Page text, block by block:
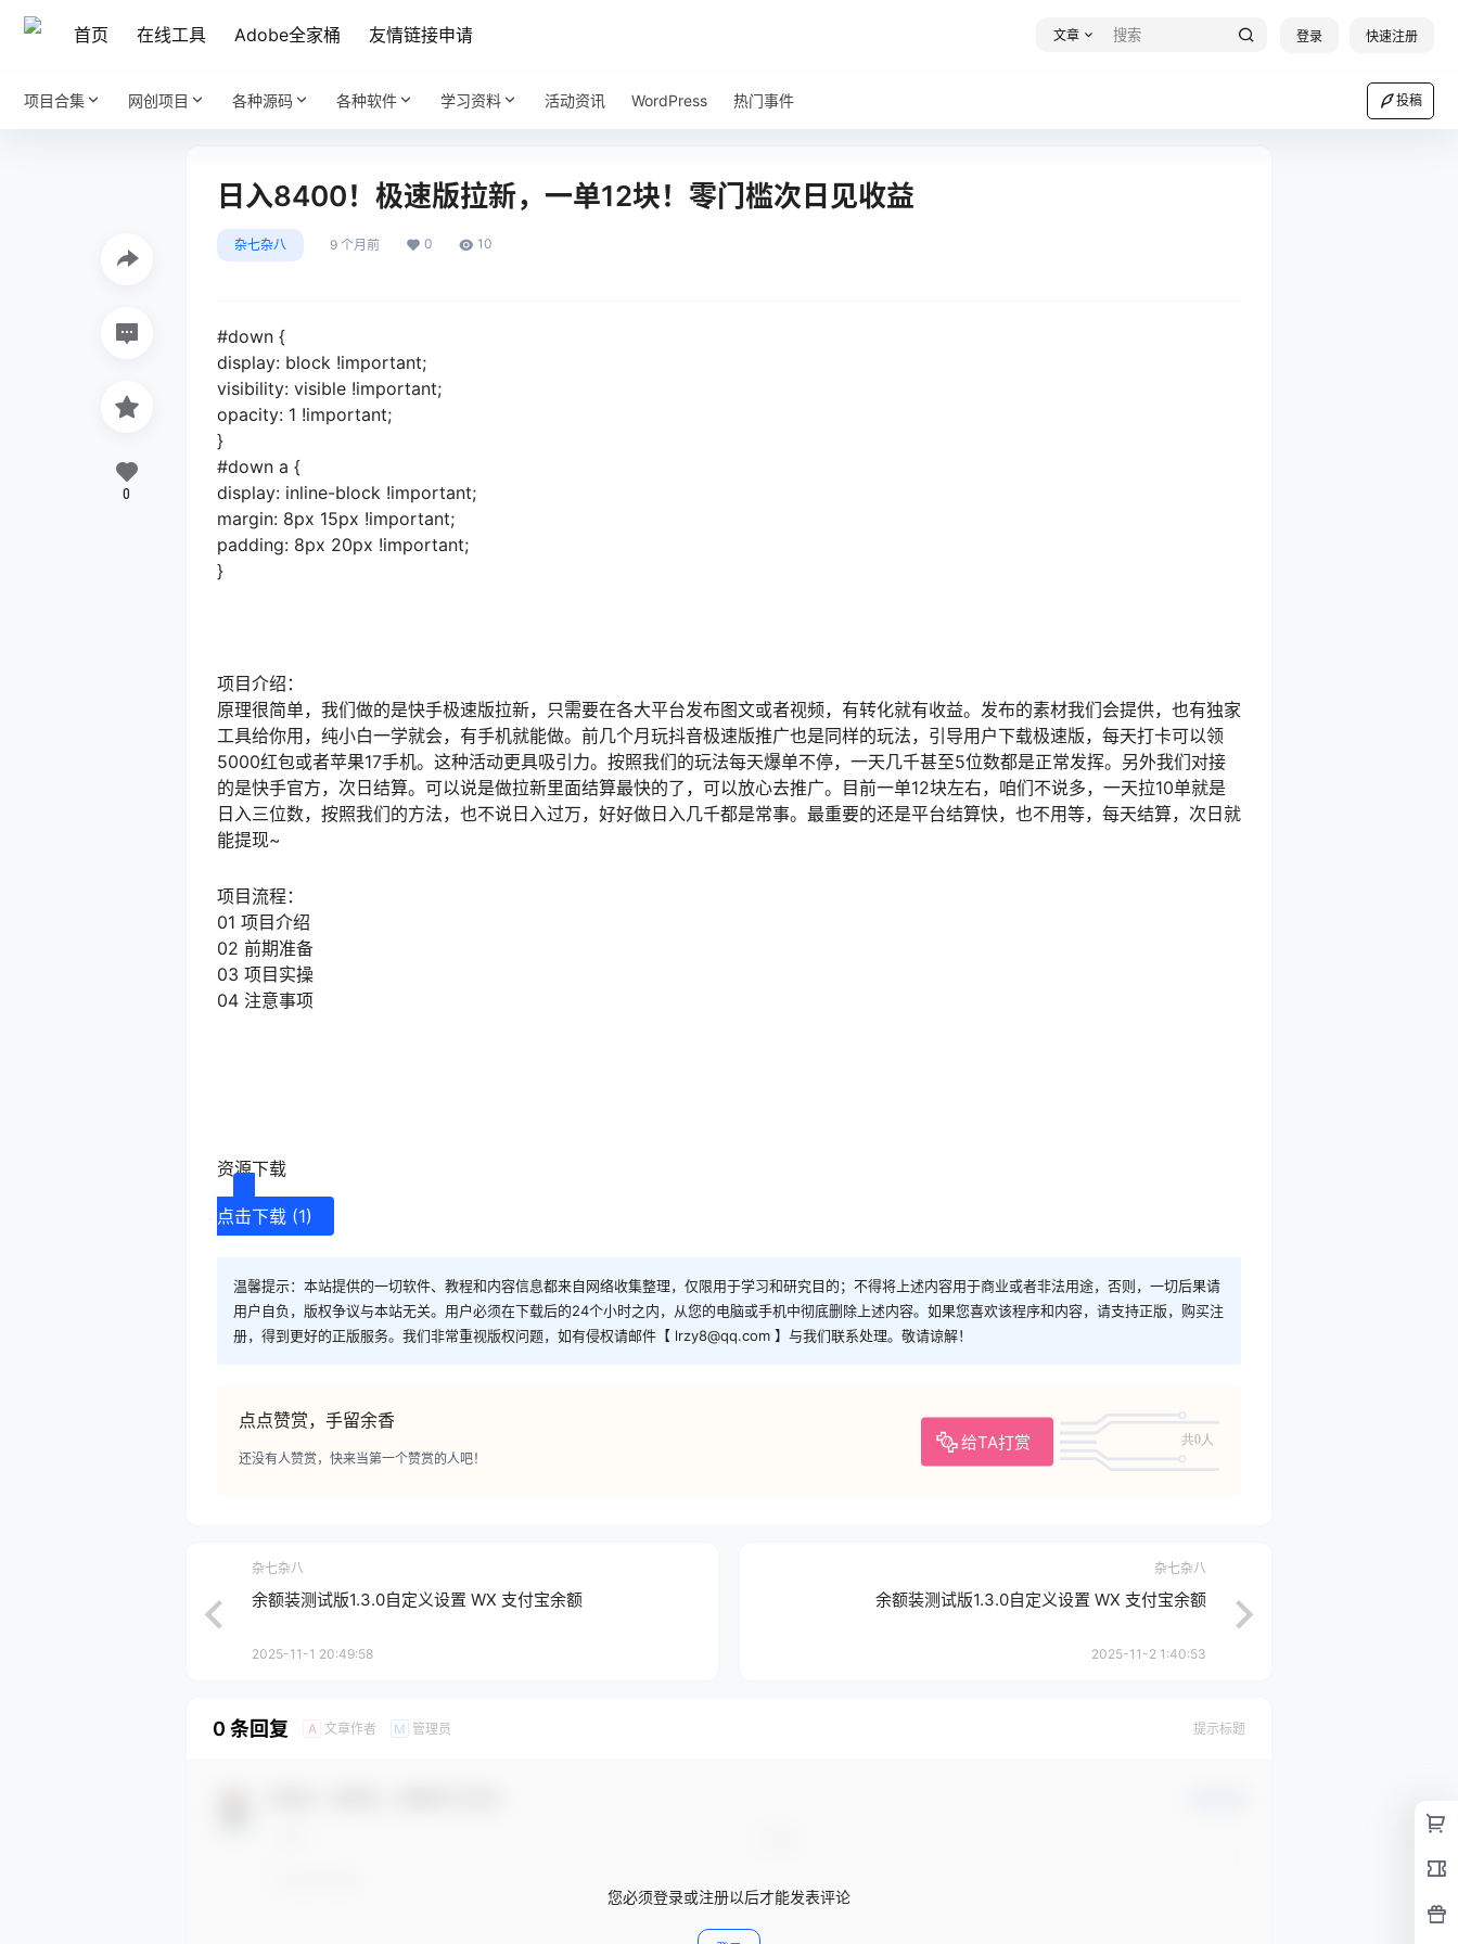
首页 在线工具 Adobe全家桶 友情链接申请 文章 登录 快速注册
项目合集 网创项目 各种源码 各种软件 学习资料 活动资讯 WordPress 热门事件 投稿
日入8400！极速版拉新，一单12块！零门槛次日见收益
杂七杂八 9 个月前 0 10
#down {
display: block !important;
visibility: visible !important;
opacity: 1 !important;
}
#down a {
display: inline-block !important;
margin: 8px 15px !important;
padding: 8px 20px !important;
}
项目介绍：
原理很简单，我们做的是快手极速版拉新，只需要在各大平台发布图文或者视频，有转化就有收益。发布的素材我们会提供，也有独家
工具给你用，纯小白一学就会，有手机就能做。前几个月玩抖音极速版推广也是同样的玩法，引导用户下载极速版，每天打卡可以领
5000红包或者苹果17手机。这种活动更具吸引力。按照我们的玩法每天爆单不停，一天几千甚至5位数都是正常发挥。另外我们对接
的是快手官方，次日结算。可以说是做拉新里面结算最快的了，可以放心去推广。目前一单12块左右，咱们不说多，一天拉10单就是
日入三位数，按照我们的方法，也不说日入过万，好好做日入几千都是常事。最重要的还是平台结算快，也不用等，每天结算，次日就
能提现~
项目流程：
01 项目介绍
02 前期准备
03 项目实操
04 注意事项
资源下载
点击下载 (1)
温馨提示：本站提供的一切软件、教程和内容信息都来自网络收集整理，仅限用于学习和研究目的；不得将上述内容用于商业或者非法用途，否则，一切后果请
用户自负，版权争议与本站无关。用户必须在下载后的24个小时之内，从您的电脑或手机中彻底删除上述内容。如果您喜欢该程序和内容，请支持正版，购买注
册，得到更好的正版服务。我们非常重视版权问题，如有侵权请邮件【 lrzy8@qq.com 】与我们联系处理。敬请谅解！
点点赞赏，手留余香
给TA打赏 共0人
还没有人赞赏，快来当第一个赞赏的人吧！
0
杂七杂八
余额装测试版1.3.0自定义设置 WX 支付宝余额
2025-11-1 20:49:58
杂七杂八
余额装测试版1.3.0自定义设置 WX 支付宝余额
2025-11-2 1:40:53
0 条回复 A 文章作者 M 管理员 提示标题
您必须登录或注册以后才能发表评论